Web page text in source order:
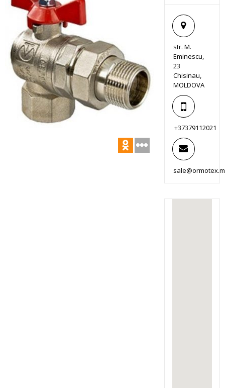
str. M.
Eminescu,
23
Chisinau,
MOLDOVA
+37379112021